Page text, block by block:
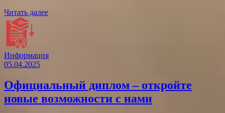
Читать далее
Информация
05.04.2025
Официальный диплом – откройте
новые возможности с нами